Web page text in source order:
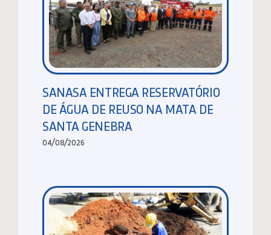
SANASA ENTREGA RESERVATÓRIO
DE ÁGUA DE REUSO NA MATA DE
SANTA GENEBRA
04/08/2026